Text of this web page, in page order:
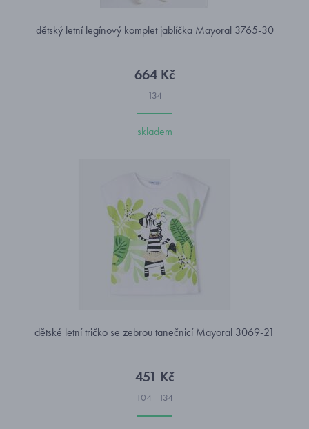
dětský letní legínový komplet jablíčka Mayoral 3765-30
664 Kč
134
skladem
dětské letní tričko se zebrou tanečnicí Mayoral 3069-21
451 Kč
104 134